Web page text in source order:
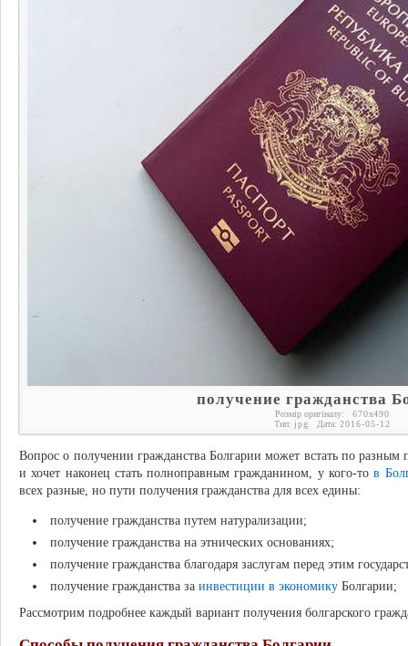
получение гражданства
Розмір оригіналу: 670x490
Тип: jpg Дата: 2016-05-12
Вопрос о получении гражданства Болгарии может встать по
и хочет наконец стать полноправным гражданином, у кого-тов
всех разные, но пути получения гражданства для всех едины:
получение гражданства путем натурализации;
получение гражданства на этнических основаниях;
получение гражданства благодаря заслугам перед этим
получение гражданства за инвестиции в экономику Болгарии;
Рассмотрим подробнее каждый вариант получения болгарского